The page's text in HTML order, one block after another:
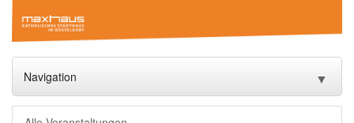
Navigation ▼
Start